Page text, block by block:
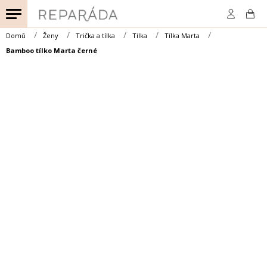
na
obsah
Domů Ženy Trička a tílka Tílka
Tílka Marta
Bamboo tílko Marta černé